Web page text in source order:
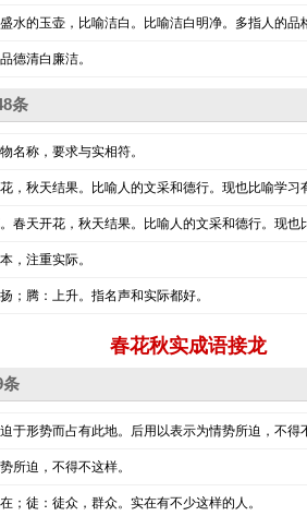
水的玉壶，比喻洁白。比喻洁白明净。多指人的品
德清白廉洁。
条
名称，要求与实相符。
，秋天结果。比喻人的文采和德行。现也比喻学习
春天开花，秋天结果。比喻人的文采和德行。现也
，注重实际。
；腾：上升。指名声和实际都好。
春花秋实成语接龙
条
于形势而占有此地。后用以表示为情势所迫，不得
所迫，不得不这样。
；徒：徒众，群众。实在有不少这样的人。